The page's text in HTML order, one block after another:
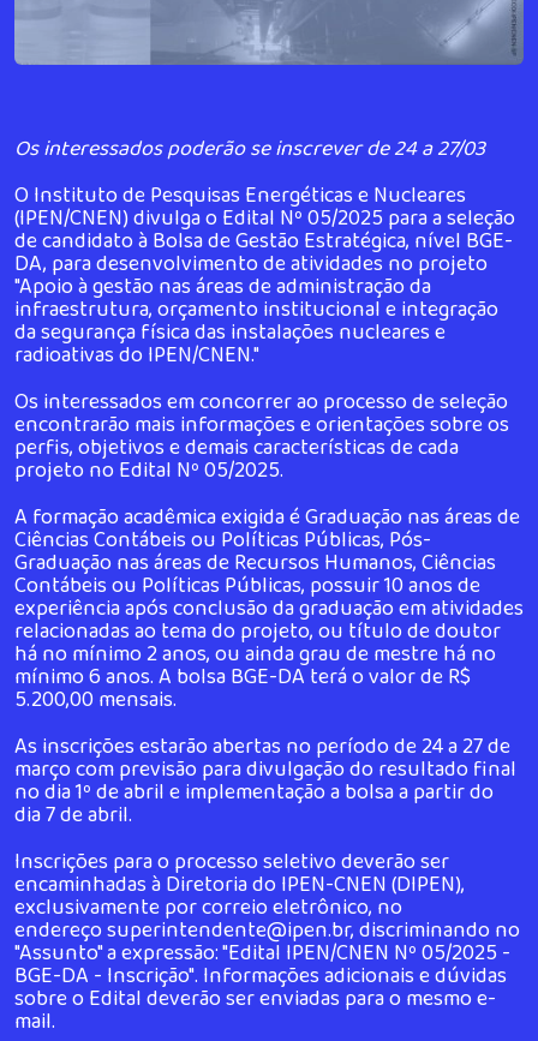
Os interessados poderão se inscrever de 24 a 27/03
O Instituto de Pesquisas Energéticas e Nucleares
(IPEN/CNEN) divulga o Edital Nº 05/2025 para a seleção
de candidato à Bolsa de Gestão Estratégica, nível BGE-
DA, para desenvolvimento de atividades no projeto
"Apoio à gestão nas áreas de administração da
infraestrutura, orçamento institucional e integração
da segurança física das instalações nucleares e
radioativas do IPEN/CNEN."
Os interessados em concorrer ao processo de seleção
encontrarão mais informações e orientações sobre os
perfis, objetivos e demais características de cada
projeto no Edital Nº 05/2025.
A formação acadêmica exigida é Graduação nas áreas de
Ciências Contábeis ou Políticas Públicas, Pós-
Graduação nas áreas de Recursos Humanos, Ciências
Contábeis ou Políticas Públicas, possuir 10 anos de
experiência após conclusão da graduação em atividades
relacionadas ao tema do projeto, ou título de doutor
há no mínimo 2 anos, ou ainda grau de mestre há no
mínimo 6 anos. A bolsa BGE-DA terá o valor de R$
5.200,00 mensais.
As inscrições estarão abertas no período de 24 a 27 de
março com previsão para divulgação do resultado final
no dia 1º de abril e implementação a bolsa a partir do
dia 7 de abril.
Inscrições para o processo seletivo deverão ser
encaminhadas à Diretoria do IPEN-CNEN (DIPEN),
exclusivamente por correio eletrônico, no
endereçosuperintendente@ipen.br, discriminando no
"Assunto" a expressão: "Edital IPEN/CNEN Nº 05/2025 -
BGE-DA - Inscrição". Informações adicionais e dúvidas
sobre o Edital deverão ser enviadas para o mesmo e-
mail.